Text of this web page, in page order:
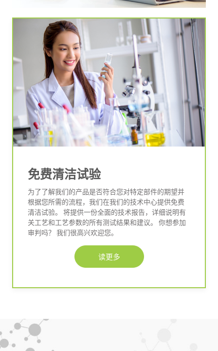
免费清洁试验
为了了解我们的产品是否符合您对特定部件的期望并
根据您所需的流程，我们在我们的技术中心提供免费
清洁试验。 将提供一份全面的技术报告，详细说明有
关工艺和工艺参数的所有测试结果和建议。 你想参加
审判吗？ 我们很高兴欢迎您。
读更多